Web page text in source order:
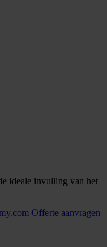
ideale invulling van het
Offerte aanvragen